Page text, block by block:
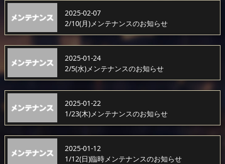
2025-02-07
2/10(月)メンテナンスのお知らせ
2025-01-24
2/5(水)メンテナンスのお知らせ
2025-01-22
1/23(木)メンテナンスのお知らせ
2025-01-12
1/12(日)臨時メンテナンスのお知らせ